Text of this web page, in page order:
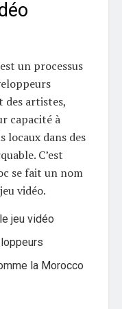
un processus
des artistes,
capacité à
locaux dans des
C’est
se fait un nom
vidéo.
jeu vidéo
la Morocco